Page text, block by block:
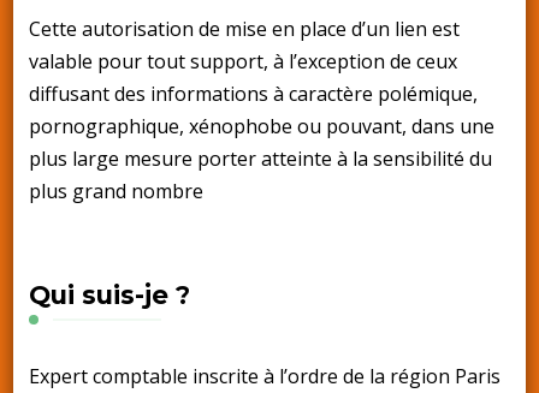
Cette autorisation de mise en place d’un lien est
valable pour tout support, à l’exception de ceux
diffusant des informations à caractère polémique,
pornographique, xénophobe ou pouvant, dans une
plus large mesure porter atteinte à la sensibilité du
plus grand nombre
Qui suis-je ?
Expert comptable inscrite à l’ordre de la région Paris